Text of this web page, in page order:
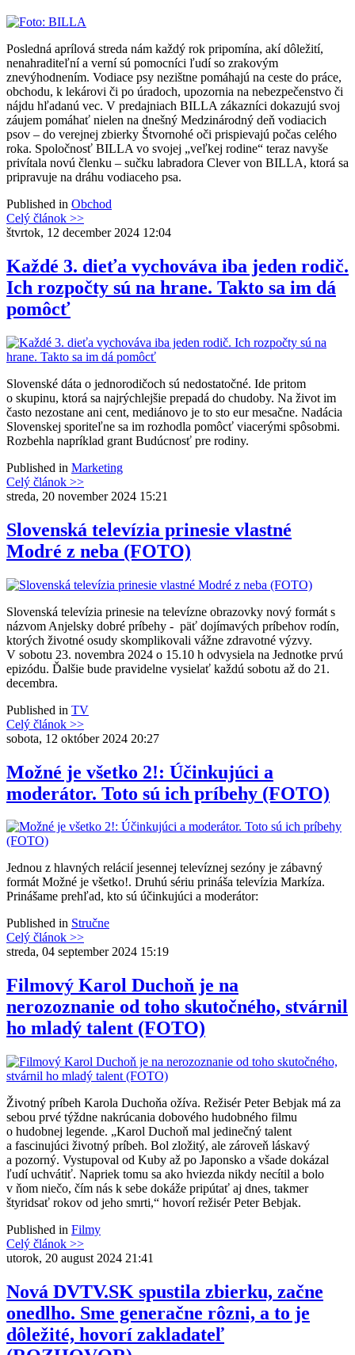
Posledná aprílová streda nám každý rok pripomína, akí dôležití,
nenahraditeľní a verní sú pomocníci ľudí so zrakovým
znevýhodnením. Vodiace psy nezištne pomáhajú na ceste do práce,
obchodu, k lekárovi či po úradoch, upozornia na nebezpečenstvo či
nájdu hľadanú vec. V predajniach BILLA zákazníci dokazujú svoj
záujem pomáhať nielen na dnešný Medzinárodný deň vodiacich
psov – do verejnej zbierky Štvornohé oči prispievajú počas celého
roka. Spoločnosť BILLA vo svojej „veľkej rodine“ teraz navyše
privítala novú členku – sučku labradora Clever von BILLA, ktorá sa
pripravuje na dráhu vodiaceho psa.
Published in Obchod
Celý článok >>
štvrtok, 12 december 2024 12:04
Každé 3. dieťa vychováva iba jeden rodič.
Ich rozpočty sú na hrane. Takto sa im dá
pomôcť
Slovenské dáta o jednorodičoch sú nedostatočné. Ide pritom
o skupinu, ktorá sa najrýchlejšie prepadá do chudoby. Na život im
často nezostane ani cent, mediánovo je to sto eur mesačne. Nadácia
Slovenskej sporiteľne sa im rozhodla pomôcť viacerými spôsobmi.
Rozbehla napríklad grant Budúcnosť pre rodiny.
Published in Marketing
Celý článok >>
streda, 20 november 2024 15:21
Slovenská televízia prinesie vlastné
Modré z neba (FOTO)
Slovenská televízia prinesie na televízne obrazovky nový formát s
názvom Anjelsky dobré príbehy - päť dojímavých príbehov rodín,
ktorých životné osudy skomplikovali vážne zdravotné výzvy.
V sobotu 23. novembra 2024 o 15.10 h odvysiela na Jednotke prvú
epizódu. Ďalšie bude pravidelne vysielať každú sobotu až do 21.
decembra.
Published in TV
Celý článok >>
sobota, 12 október 2024 20:27
Možné je všetko 2!: Účinkujúci a
moderátor. Toto sú ich príbehy (FOTO)
Jednou z hlavných relácií jesennej televíznej sezóny je zábavný
formát Možné je všetko!. Druhú sériu prináša televízia Markíza.
Prinášame prehľad, kto sú účinkujúci a moderátor:
Published in Stručne
Celý článok >>
streda, 04 september 2024 15:19
Filmový Karol Duchoň je na
nerozoznanie od toho skutočného, stvárnil
ho mladý talent (FOTO)
Životný príbeh Karola Duchoňa ožíva. Režisér Peter Bebjak má za
sebou prvé týždne nakrúcania dobového hudobného filmu
o hudobnej legende. „Karol Duchoň mal jedinečný talent
a fascinujúci životný príbeh. Bol zložitý, ale zároveň láskavý
a pozorný. Vystupoval od Kuby až po Japonsko a všade dokázal
ľudí uchvátiť. Napriek tomu sa ako hviezda nikdy necítil a bolo
v ňom niečo, čím nás k sebe dokáže pripútať aj dnes, takmer
štyridsať rokov od jeho smrti,“ hovorí režisér Peter Bebjak.
Published in Filmy
Celý článok >>
utorok, 20 august 2024 21:41
Nová DVTV.SK spustila zbierku, začne
onedlho. Sme generačne rôzni, a to je
dôležité, hovorí zakladateľ